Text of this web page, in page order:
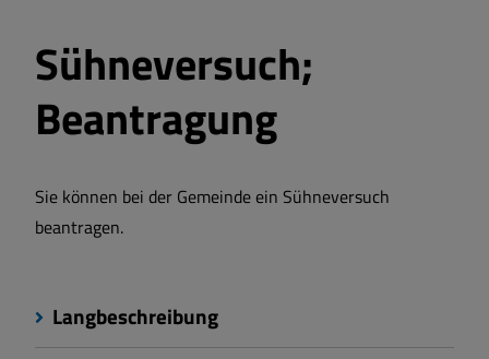
Sühneversuch;
Beantragung
Sie können bei der Gemeinde ein Sühneversuch
beantragen.
Langbeschreibung